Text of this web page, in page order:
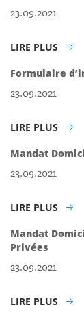
23.09.2021
LIRE PLUS
Formulaire
23.09.2021
LIRE PLUS
Mandat
23.09.2021
LIRE PLUS
Mandat
Privées
23.09.2021
LIRE PLUS